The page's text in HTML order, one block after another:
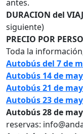
antes.
DURACION del
siguiente)
PRECIO POR
Toda la
Autobús del 7 de
Autobús 14 de
Autobús 21 de
Autobús 23 de
Autobús 28 de
reservas: